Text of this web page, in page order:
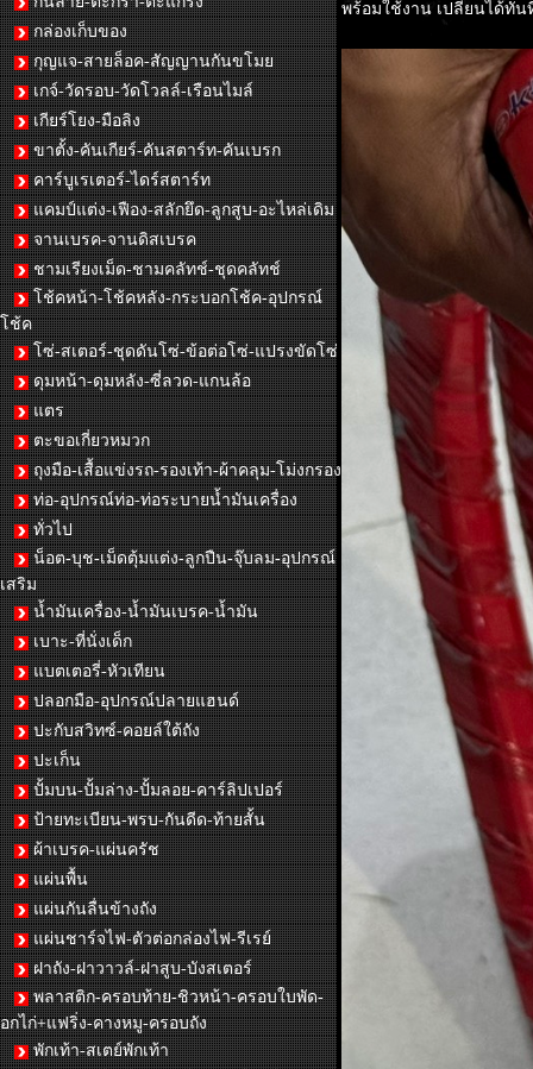
กล่องเก็บของ
กุญแจ-สายล็อค-สัญญานกันขโมย
เกจ์-วัดรอบ-วัดโวลล์-เรือนไมล์
เกียร์โยง-มือลิง
ขาตั้ง-คันเกียร์-คันสตาร์ท-คันเบรก
คาร์บูเรเตอร์-ไดร์สตาร์ท
แคมป์แต่ง-เฟือง-สลักยึด-ลูกสูบ-อะไหล่เดิม
จานเบรค-จานดิสเบรค
ชามเรียงเม็ด-ชามคลัทช์-ชุดคลัทช์
โช้คหน้า-โช้คหลัง-กระบอกโช้ค-อุปกรณ์
โช้ค
โซ่-สเตอร์-ชุดดันโซ่-ข้อต่อโซ่-แปรงขัดโซ่
ดุมหน้า-ดุมหลัง-ซี่ลวด-แกนล้อ
แตร
ตะขอเกี่ยวหมวก
ถุงมือ-เสื้อแข่งรถ-รองเท้า-ผ้าคลุม-โม่งกรอง
ท่อ-อุปกรณ์ท่อ-ท่อระบายน้ำมันเครื่อง
ทั่วไป
น็อต-บุช-เม็ดตุ้มแต่ง-ลูกปืน-จุ๊บลม-อุปกรณ์
เสริม
น้ำมันเครื่อง-น้ำมันเบรค-น้ำมัน
เบาะ-ที่นั่งเด็ก
แบตเตอรี่-หัวเทียน
ปลอกมือ-อุปกรณ์ปลายแฮนด์
ปะกับสวิทซ์-คอยล์ใต้ถัง
ปะเก็น
ปั้มบน-ปั้มล่าง-ปั้มลอย-คาร์ลิปเปอร์
ป้ายทะเบียน-พรบ-กันดีด-ท้ายสั้น
ผ้าเบรค-แผ่นครัช
แผ่นพื้น
แผ่นกันลื่นข้างถัง
แผ่นชาร์จไฟ-ตัวต่อกล่องไฟ-รีเรย์
ฝาถัง-ฝาวาวล์-ฝาสูบ-บังสเตอร์
พลาสติก-ครอบท้าย-ชิวหน้า-ครอบใบพัด-
อกไก่+แฟริ่ง-คางหมู-ครอบถัง
พักเท้า-สเตย์พักเท้า
พร้อมใช้งาน เปลี่ยนได้ทัน